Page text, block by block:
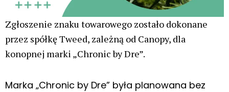
Zgłoszenie znaku towarowego zostało dokonane
przez spółkę Tweed, zależną od Canopy, dla
konopnej marki „Chronic by Dre”.
Marka „Chronic by Dre” była planowana bez